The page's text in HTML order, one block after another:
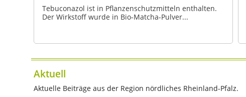
Tebuconazol ist in Pflanzenschutzmitteln enthalten.
Der Wirkstoff wurde in Bio-Matcha-Pulver...
Aktuell
Aktuelle Beiträge aus der Region nördliches Rheinland-Pfalz.